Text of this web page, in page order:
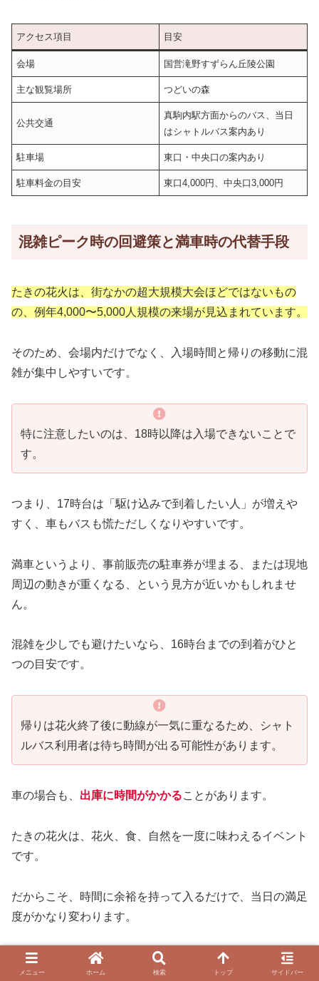
アクセス項目 目安
会場 国営滝野すずらん丘陵公園
主な観覧場所 つどいの森
公共交通
真駒内駅方面からのバス、当日
はシャトルバス案内あり
駐車場 東口・中央口の案内あり
駐車料金の目安 東口4,000円、中央口3,000円
混雑ピーク時の回避策と満車時の代替手段
たきの花火は、街なかの超大規模大会ほどではないもの
の、例年4,000〜5,000人規模の来場が見込まれています。
そのため、会場内だけでなく、入場時間と帰りの移動に混
雑が集中しやすいです。
特に注意したいのは、18時以降は入場できないことで
す。
つまり、17時台は「駆け込みで到着したい人」が増えや
すく、車もバスも慌ただしくなりやすいです。
満車というより、事前販売の駐車券が埋まる、または現地
周辺の動きが重くなる、という見方が近いかもしれませ
ん。
混雑を少しでも避けたいなら、16時台までの到着がひと
つの目安です。
帰りは花火終了後に動線が一気に重なるため、シャト
ルバス利用者は待ち時間が出る可能性があります。
車の場合も、 出庫に時間がかかることがあります。
たきの花火は、花火、食、自然を一度に味わえるイベント
です。
だからこそ、時間に余裕を持って入るだけで、当日の満足
度がかなり変わります。
あわてず入場して、明るいうちから会場の雰囲気ごと楽し
む人ほど、このイベントの良さを感じやすいはずです。
メニュー ホーム 検索 トップ サイドバー